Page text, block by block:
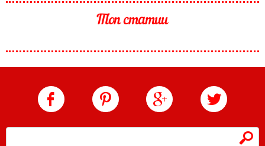
Топ статии
h